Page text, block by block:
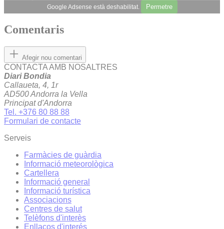
Google Adsense està deshabilitat. Permetre
Comentaris
Afegir nou comentari
CONTACTA AMB NOSALTRES
Diari Bondia
Callaueta, 4, 1r
AD500 Andorra la Vella
Principat d'Andorra
Tel. +376 80 88 88
Formulari de contacte
Serveis
Farmàcies de guàrdia
Informació meteorològica
Cartellera
Informació general
Informació turística
Associacions
Centres de salut
Telèfons d'interès
Enllaços d'interés